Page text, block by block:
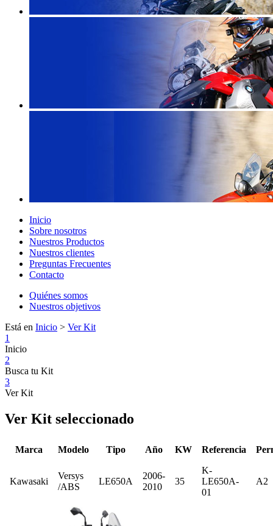
Inicio
Sobre nosotros
Nuestros Productos
Nuestros clientes
Preguntas Frecuentes
Contacto
Quiénes somos
Nuestros objetivos
Está en Inicio > Ver Kit
1
Inicio
2
Busca tu Kit
3
Ver Kit
Ver Kit seleccionado
Marca Modelo Tipo Año KW Referencia
Kawasaki
Versys
/ABS
LE650A
2006-
2010
35
K-
LE650A-
01
A2